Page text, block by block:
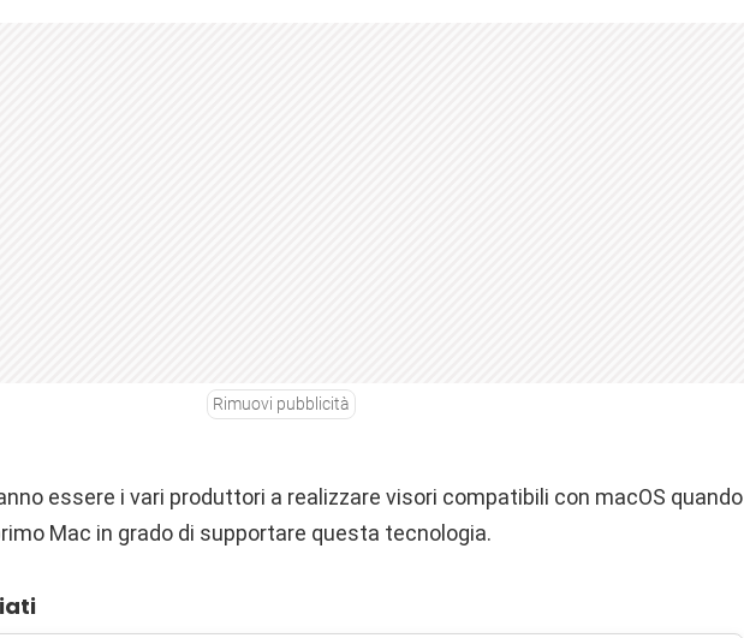
Rimuovi pubblicità
essere i vari produttori a realizzare visori compatibili con macOS quando
Mac in grado di supportare questa tecnologia.